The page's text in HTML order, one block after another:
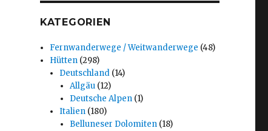
KATEGORIEN
Fernwanderwege / Weitwanderwege (48)
Hütten (298)
Deutschland (14)
Allgäu(12)
Deutsche Alpen(1)
Italien (180)
Belluneser Dolomiten(18)